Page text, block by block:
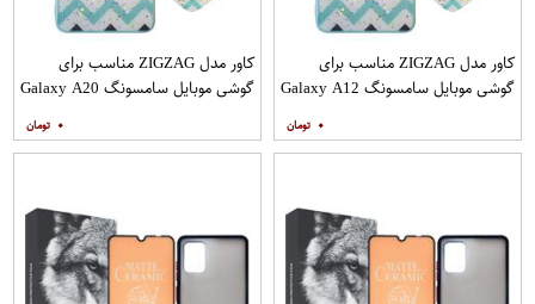
کاور مدل ZIGZAG مناسب برای
گوشی موبایل سامسونگ Galaxy A12
۰
کاور مدل ZIGZAG مناسب برای
گوشی موبایل سامسونگ Galaxy A20
۰